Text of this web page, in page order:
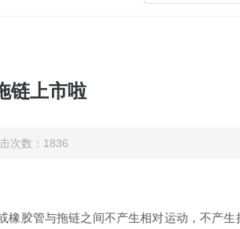
链上市啦
次数：1836
胶管与拖链之间不产生相对运动，不产生